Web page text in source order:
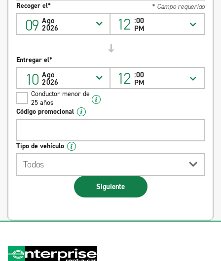
* Campo requerido
Recoger el*
09 Ago
2026 12 :00
PM
Entregar el*
10 Ago
2026 12 :00
PM
Conductor menor de
25 años
Código promocional
Tipo de vehículo
Todos
Siguiente